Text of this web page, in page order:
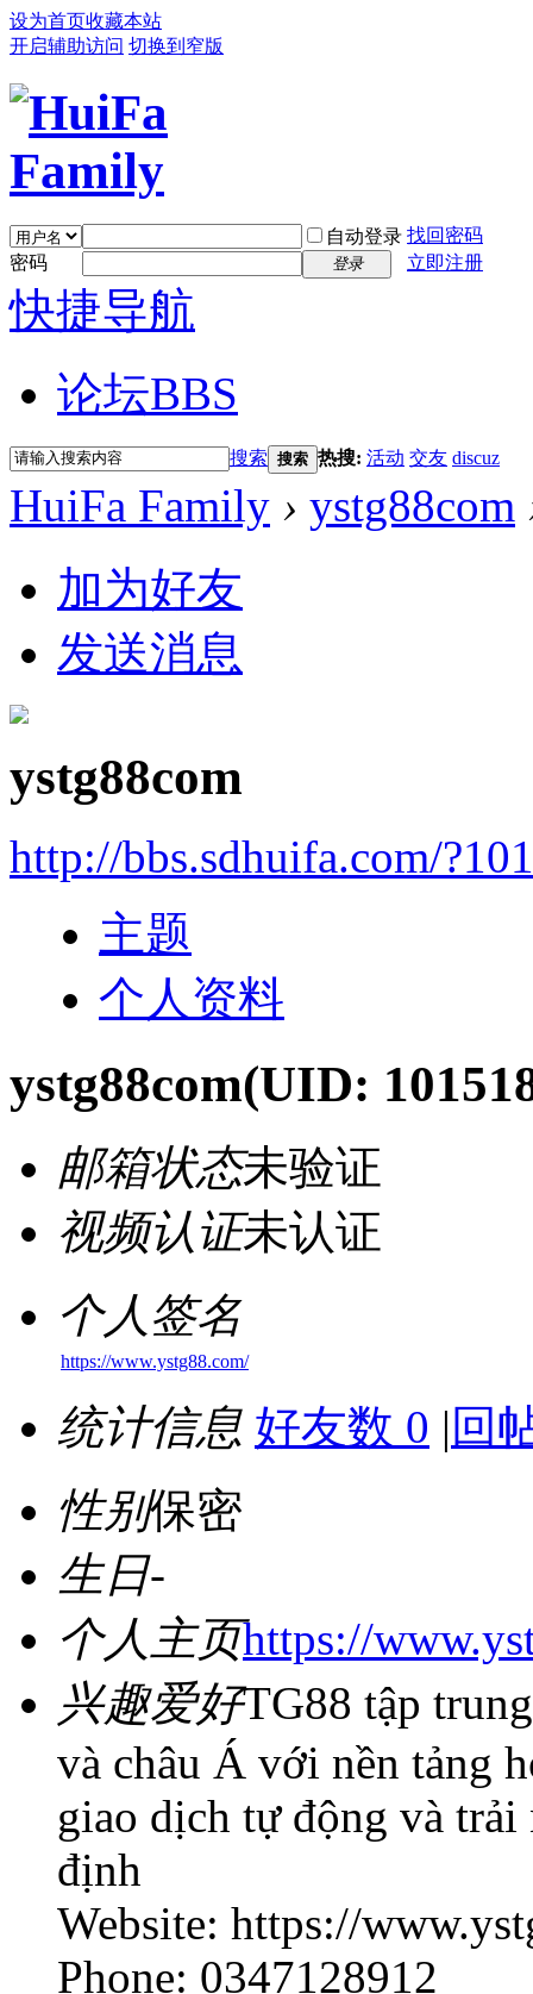
设为首页收藏本站
开启辅助访问 切换到窄版
自动登录 找回密码
密码
登录 立即注册
快捷导航
论坛BBS
搜索 搜索 热搜: 活动 交友 discuz
HuiFa Family › ystg88com
加为好友
发送消息
ystg88com
http://bbs.sdhuifa.com/
主题
个人资料
ystg88com(UID:
邮箱状态未验证
视频认证未认证
个人签名
https://www.ystg88.com/
统计信息 好友数 0 | 回
性别保密
生日-
个人主页https://
兴趣爱好TG88 tập
và châu Á với nền tảng
giao dịch tự động và
định
Website: https://
Phone: 0347128912